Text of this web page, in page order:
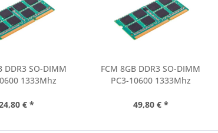
DDR3 SO-DIMM
1333Mhz
€ *
FCM 8GB DDR3 SO-DIMM
PC3-10600 1333Mhz
49,80 € *